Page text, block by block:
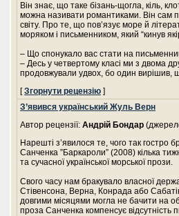
Він знає, що таке бізань-щогла, кіль,
можна називати романтиками. Він сам
світу. Про те, що пов’язує море й
моряком і письменником, який “кинув
– Що спонукало вас стати на
– Десь у четвертому класі ми з двома
продовжували удвох, бо один вирішив,
[Згорнути рецензію ]
З’явився український Жуль Верн
Автор рецензії: Андрій Бондар
Нарешті з’явилося те, чого так гостро
Санченка ”Баркароли” (2008) кілька
та сучасної української морської прози.
Свого часу нам бракувало власної
Стівенсона, Верна, Конрада або
довгими місяцями могла не бачити на
проза Санченка компенсує відсутність